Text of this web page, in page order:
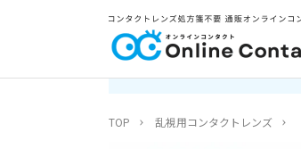
TOP 乱視用コンタクトレンズ